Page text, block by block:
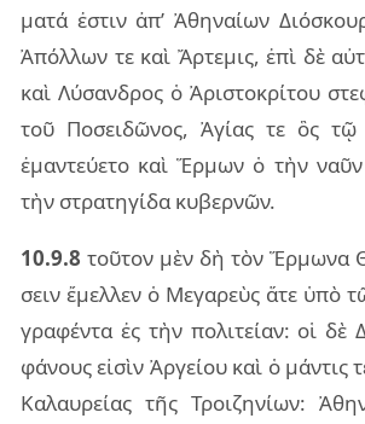
μα­τά ἐστιν ἀπ’ Ἀθη­ναί­ων
Ἀπόλ­λων τε καὶ Ἄρτε­μις, ἐπὶ δὲ
καὶ Λύσαν­δρος ὁ Ἀρι­στο­κρί­του
τοῦ Ποσει­δῶ­νος, Ἀγίας τε ὃς
ἐμαν­τεύ­ε­το καὶ Ἕρμων ὁ τὴν
τὴν στρα­τη­γί­δα κυ­βερ­νῶν.
10.9.8 τοῦ­τον μὲν δὴ τὸν Ἕρμω­να
σειν ἔμελ­λεν ὁ Μεγα­ρεὺς ἅτε ὑπὸ
γρα­φέν­τα ἐς τὴν πο­λι­τεί­αν: οἱ δὲ
φά­νους εἰ­σὶν Ἀργεί­ου καὶ ὁ μάν­τις
Καλαυ­ρεί­ας τῆς Τροι­ζη­νί­ων: